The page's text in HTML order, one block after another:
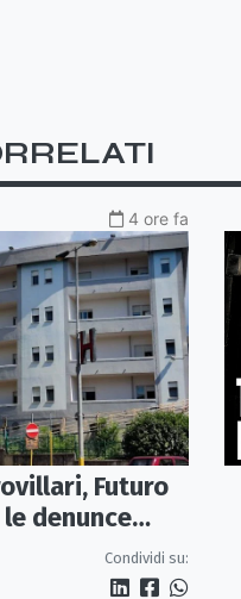
4 ore fa
Futuro
denunce
passerelle»Condividi su: